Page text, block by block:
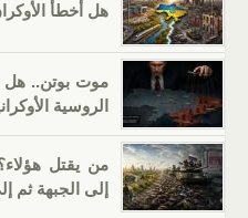
هل أخطأ
موت بوتن.. هل
الروسية
من يقتل
إلى الجبهة ثم